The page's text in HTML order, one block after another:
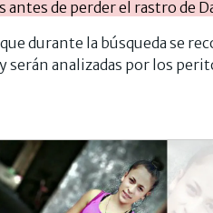
de perder el rastro de
durante la búsqueda se
y serán analizadas por los